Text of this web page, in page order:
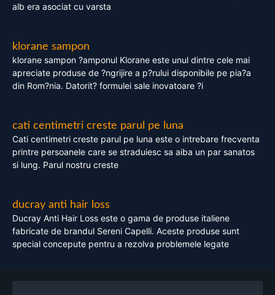
alb era asociat cu varsta
klorane sampon
klorane sampon ?amponul Klorane este unul dintre cele mai
apreciate produse de ?ngrijire a p?rului disponibile pe pia?a
din Rom?nia. Datorit? formulei sale inovatoare ?i
cati centimetri creste parul pe luna
Cati centimetri creste parul pe luna este o intrebare frecventa
printre persoanele care se straduiesc sa aiba un par sanatos
si lung. Parul nostru creste
ducray anti hair loss
Ducray Anti Hair Loss este o gama de produse italiene
fabricate de brandul Sereni Capelli. Aceste produse sunt
special concepute pentru a rezolva problemele legate